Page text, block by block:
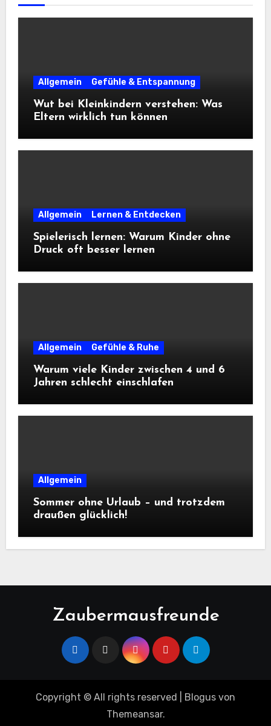
Allgemein Gefühle & Entspannung
Wut bei Kleinkindern verstehen: Was
Eltern wirklich tun können
Allgemein Lernen & Entdecken
Spielerisch lernen: Warum Kinder ohne
Druck oft besser lernen
Allgemein Gefühle & Ruhe
Warum viele Kinder zwischen 4 und 6
Jahren schlecht einschlafen
Allgemein
Sommer ohne Urlaub – und trotzdem
draußen glücklich!
Zaubermausfreunde
Copyright © All rights reserved Blogus von
Themeansar.